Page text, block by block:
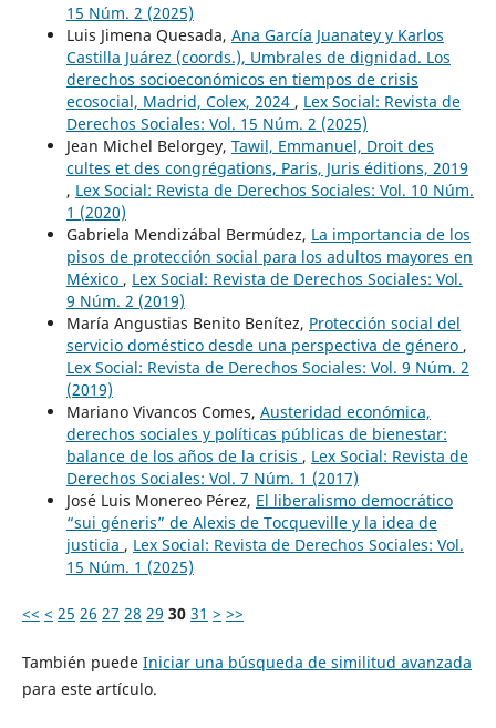
15 Núm. 2 (2025)
Luis Jimena Quesada, Ana García Juanatey y Karlos
Castilla Juárez (coords.), Umbrales de dignidad. Los
derechos socioeconómicos en tiempos de crisis
ecosocial, Madrid, Colex, 2024 , Lex Social: Revista de
Derechos Sociales: Vol. 15 Núm. 2 (2025)
Jean Michel Belorgey, Tawil, Emmanuel, Droit des
cultes et des congrégations, Paris, Juris éditions, 2019
, Lex Social: Revista de Derechos Sociales: Vol. 10 Núm.
1 (2020)
Gabriela Mendizábal Bermúdez, La importancia de los
pisos de protección social para los adultos mayores en
México , Lex Social: Revista de Derechos Sociales: Vol.
9 Núm. 2 (2019)
María Angustias Benito Benítez, Protección social del
servicio doméstico desde una perspectiva de género ,
Lex Social: Revista de Derechos Sociales: Vol. 9 Núm. 2
(2019)
Mariano Vivancos Comes, Austeridad económica,
derechos sociales y políticas públicas de bienestar:
balance de los años de la crisis , Lex Social: Revista de
Derechos Sociales: Vol. 7 Núm. 1 (2017)
José Luis Monereo Pérez, El liberalismo democrático
“sui géneris” de Alexis de Tocqueville y la idea de
justicia , Lex Social: Revista de Derechos Sociales: Vol.
15 Núm. 1 (2025)
<< < 25 26 27 28 29 30 31 > >>
También puede Iniciar una búsqueda de similitud avanzada
para este artículo.